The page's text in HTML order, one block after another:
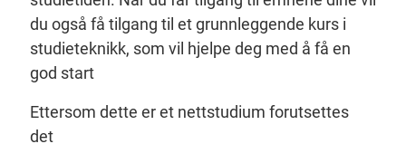
du også få tilgang til et grunnleggende kurs i
studieteknikk, som vil hjelpe deg med å få en
god start
Ettersom dette er et nettstudium forutsettes
det